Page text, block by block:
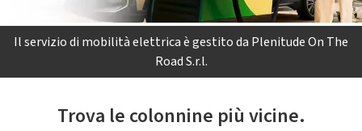
Il servizio di mobilità elettrica è gestito da Plenitude On The
Road S.r.l.
Trova le colonnine più vicine.